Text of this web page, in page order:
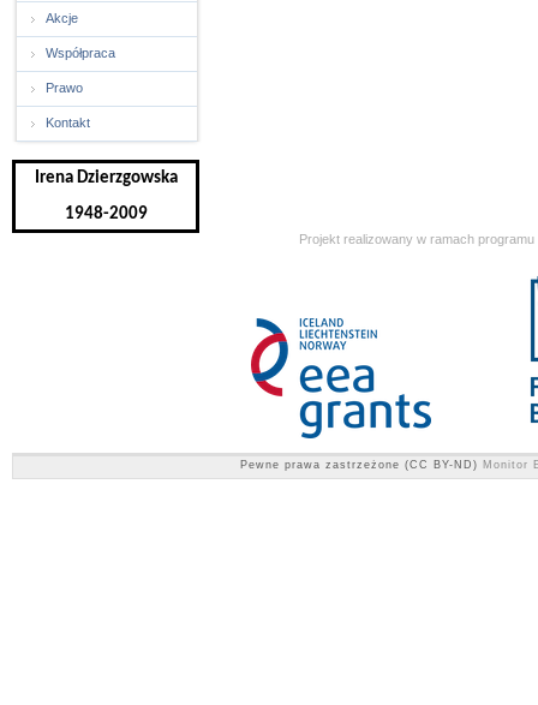
Akcje
Współpraca
Prawo
Kontakt
Irena Dzierzgowska
1948-2009
Projekt realizowany w ramach
Pewne prawa zastrzeżone (CC BY-ND) Monitor